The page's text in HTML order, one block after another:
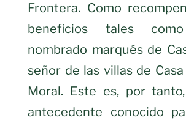
Frontera. Como
beneficios tales
nombrado marqués de
señor de las villas de
Moral. Este es, por
antecedente conocido